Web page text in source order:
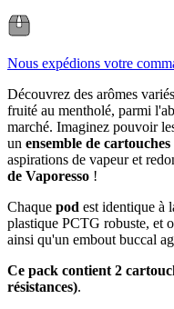
Nous expédions votre
Découvrez des arômes
fruité au mentholé, parmi
marché. Imaginez pouvoir
un ensemble de
aspirations de vapeur et
de Vaporesso !
Chaque pod est identique à
plastique PCTG robuste, et
ainsi qu'un embout buccal
Ce pack contient 2
résistances).